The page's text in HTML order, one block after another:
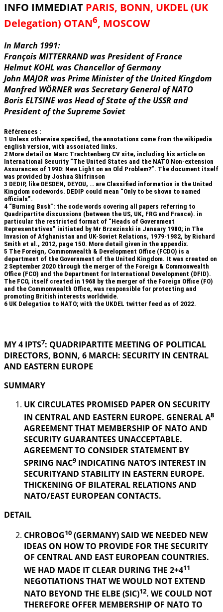
INFO IMMEDIAT PARIS, BONN, UKDEL (UK
Delegation) OTAN6, MOSCOW
In March 1991:
François MITTERRAND was President of France
Helmut KOHL was Chancellor of Germany
John MAJOR was Prime Minister of the United Kingdom
Manfred WÖRNER was Secretary General of NATO
Boris ELTSINE was Head of State of the USSR and
President of the Supreme Soviet
Références :
1 Unless otherwise specified, the annotations come from the wikipedia
english version, with associated links.
2 More detail on Marc Trachtenberg CV site, including his article on
International Security “The United States and the NATO Non-extension
Assurances of 1990: New Light on an Old Problem?”. The document itself
was provided by Joshua Shifrinson
3 DEDIP, like DESDEN, DEYOU, … are Classified information in the United
Kingdom codewords. DEDIP could mean “Only to be shown to named
officials”.
4 “Burning Bush”: the code words covering all papers referring to
Quadripartite discussions (between the US, UK, FRG and France). in
particular the restricted format of “Heads of Government
Representatives” initiated by Mr Brzezinski in January 1980; in The
Invasion of Afghanistan and UK-Soviet Relations, 1979-1982, by Richard
Smith et al., 2012, page 150. More detail given in the appendix.
5 The Foreign, Commonwealth & Development Office (FCDO) is a
department of the Government of the United Kingdom. It was created on
2 September 2020 through the merger of the Foreign & Commonwealth
Office (FCO) and the Department for International Development (DFID).
The FCO, itself created in 1968 by the merger of the Foreign Office (FO)
and the Commonwealth Office, was responsible for protecting and
promoting British interests worldwide.
6 UK Delegation to NATO; with the UKDEL twitter feed as of 2022.
MY 4 IPTS7: QUADRIPARTITE MEETING OF POLITICAL
DIRECTORS, BONN, 6 MARCH: SECURITY IN CENTRAL
AND EASTERN EUROPE
SUMMARY
UK CIRCULATES PROMISED PAPER ON SECURITY
IN CENTRAL AND EASTERN EUROPE. GENERAL A8
AGREEMENT THAT MEMBERSHIP OF NATO AND
SECURITY GUARANTEES UNACCEPTABLE.
AGREEMENT TO CONSIDER STATEMENT BY
SPRING NAC9 INDICATING NATO’S INTEREST IN
SECURITYAND STABILITY IN EASTERN EUROPE.
THICKENING OF BILATERAL RELATIONS AND
NATO/EAST EUROPEAN CONTACTS.
DETAIL
CHROBOG10 (GERMANY) SAID WE NEEDED NEW
IDEAS ON HOW TO PROVIDE FOR THE SECURITY
OF CENTRAL AND EAST EUROPEAN COUNTRIES.
WE HAD MADE IT CLEAR DURING THE 2+411
NEGOTIATIONS THAT WE WOULD NOT EXTEND
NATO BEYOND THE ELBE (SIC)12. WE COULD NOT
THEREFORE OFFER MEMBERSHIP OF NATO TO